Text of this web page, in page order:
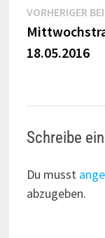
VORHERIGER
18.05.2016
Schreibe
Du musst
abzugeben.